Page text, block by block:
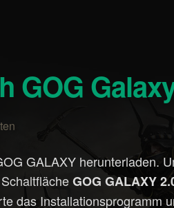
GOG
GALAXY herunterladen.
GOG GALAXY
das Installationsprogramm